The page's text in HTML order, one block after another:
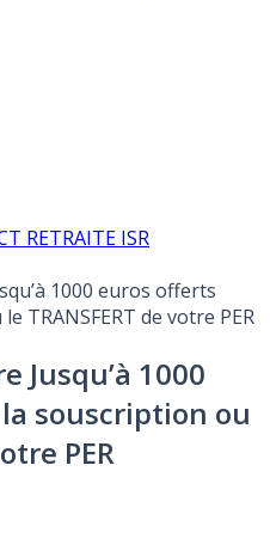
RETRAITE ISR
1000 euros offerts
TRANSFERT de votre PER
Jusqu’à 1000
souscription ou
PER